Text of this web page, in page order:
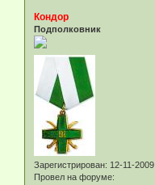
Кондор
Подполковник
Зарегистрирован: 12-11-2009
Провел на форуме: